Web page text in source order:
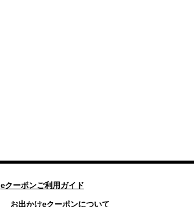
eクーポンご利用ガイド
お出かけeクーポンについて